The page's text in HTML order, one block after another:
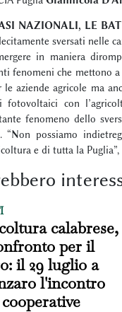
NAZIONALI, LE
sversati nelle
in maniera
fenomeni che mettono
le aziende agricole ma
fotovoltaici con
fenomeno dello
“Non possiamo
e di tutta la
calabrese,
per il
il 29 luglio a
l'incontro